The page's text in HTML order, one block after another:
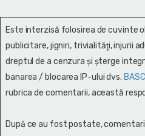
Este interzisă folosirea de cuvinte
publicitare, jigniri, trivialităţi, injurii
dreptul de a cenzura și şterge
banarea / blocarea IP-ului dvs.
rubrica de comentarii, această
După ce au fost postate,